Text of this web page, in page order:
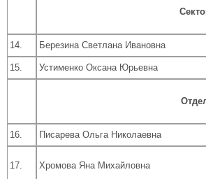
14. Березина Светлана Ивановна
15. Устименко Оксана Юрьевна
16. Писарева Ольга Николаевна
17. Хромова Яна Михайловна